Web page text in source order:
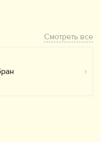
Смотреть все